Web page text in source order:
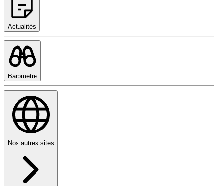
Actualités
Baromètre
Nos autres sites